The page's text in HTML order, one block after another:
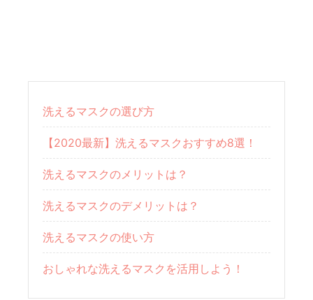
洗えるマスクの選び方
【2020最新】洗えるマスクおすすめ8選！
洗えるマスクのメリットは？
洗えるマスクのデメリットは？
洗えるマスクの使い方
おしゃれな洗えるマスクを活用しよう！